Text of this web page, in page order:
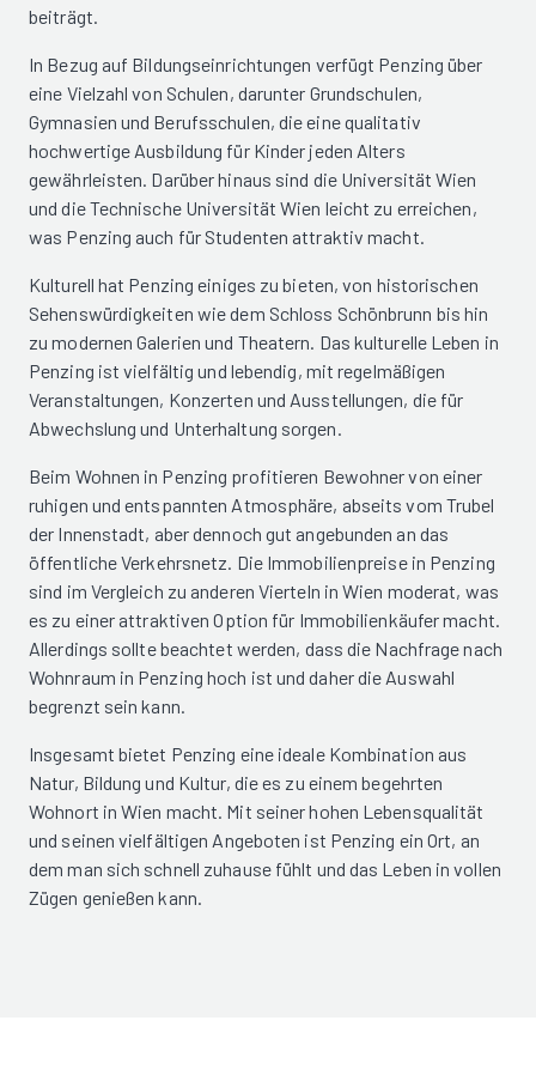
beiträgt.
In Bezug auf Bildungseinrichtungen verfügt Penzing über
eine Vielzahl von Schulen, darunter Grundschulen,
Gymnasien und Berufsschulen, die eine qualitativ
hochwertige Ausbildung für Kinder jeden Alters
gewährleisten. Darüber hinaus sind die Universität Wien
und die Technische Universität Wien leicht zu erreichen,
was Penzing auch für Studenten attraktiv macht.
Kulturell hat Penzing einiges zu bieten, von historischen
Sehenswürdigkeiten wie dem Schloss Schönbrunn bis hin
zu modernen Galerien und Theatern. Das kulturelle Leben in
Penzing ist vielfältig und lebendig, mit regelmäßigen
Veranstaltungen, Konzerten und Ausstellungen, die für
Abwechslung und Unterhaltung sorgen.
Beim Wohnen in Penzing profitieren Bewohner von einer
ruhigen und entspannten Atmosphäre, abseits vom Trubel
der Innenstadt, aber dennoch gut angebunden an das
öffentliche Verkehrsnetz. Die Immobilienpreise in Penzing
sind im Vergleich zu anderen Vierteln in Wien moderat, was
es zu einer attraktiven Option für Immobilienkäufer macht.
Allerdings sollte beachtet werden, dass die Nachfrage nach
Wohnraum in Penzing hoch ist und daher die Auswahl
begrenzt sein kann.
Insgesamt bietet Penzing eine ideale Kombination aus
Natur, Bildung und Kultur, die es zu einem begehrten
Wohnort in Wien macht. Mit seiner hohen Lebensqualität
und seinen vielfältigen Angeboten ist Penzing ein Ort, an
dem man sich schnell zuhause fühlt und das Leben in vollen
Zügen genießen kann.